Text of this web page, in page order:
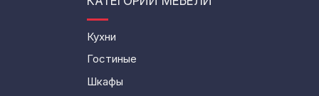
Кухни
Гостиные
Шкафы